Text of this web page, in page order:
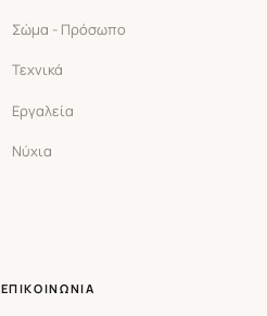
Σώμα - Πρόσωπο
Τεχνικά
Εργαλεία
Νύχια
ΕΠΙΚΟΙΝΩΝΊΑ